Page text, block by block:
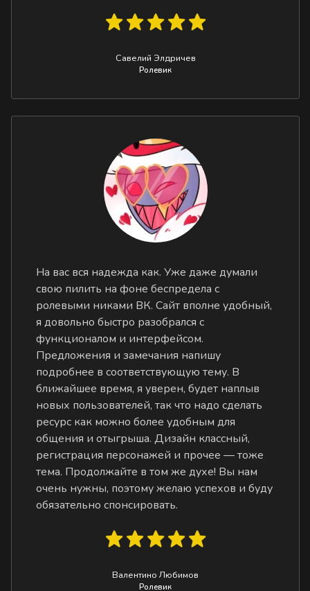
Савелий Элдричев
Ролевик
На вас вся надежда как. Уже даже думали
свою пилить на фоне беспредела с
ролевыми никами ВК. Сайт вполне удобный,
я довольно быстро разобрался с
функционалом и интерфейсом.
Предложения и замечания напишу
подробнее в соответствующую тему. В
ближайшее время, я уверен, будет наплыв
новых пользователей, так что надо сделать
ресурс как можно более удобным для
общения и отыгрыша. Дизайн классный,
регистрация персонажей и прочее — тоже
тема. Продолжайте в том же духе! Вы нам
очень нужны, поэтому желаю успехов и буду
обязательно спонсировать.
Валентино Любимов
Ролевик